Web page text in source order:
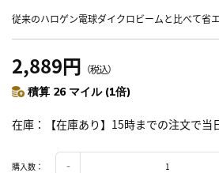
従来のハロゲン電球ダイクロビームと比べて省
2,889円 （税込）
積算 26 マイル (1倍)
在庫 【在庫あり】15時までの注文で当
購入数：